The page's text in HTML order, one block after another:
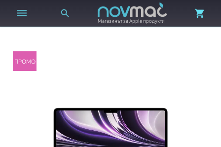
 
Магазинът за Apple продукти
